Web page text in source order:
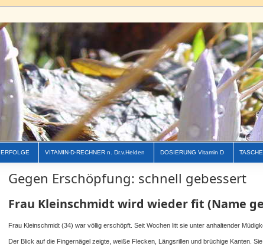
ERFOLGE VITAMIN-D-RECHNER n. Dr.v.Helden DOSIERUNG Vitamin D
Gegen Erschöpfung: schnell gebessert
Frau Kleinschmidt wird wieder fit (Name
Frau Kleinschmidt (34) war völlig erschöpft. Seit Wochen litt sie unter anhaltender
Der Blick auf die Fingernägel zeigte, weiße Flecken, Längsrillen und brüchige Kanten.